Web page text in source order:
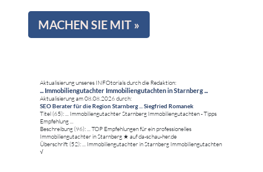
MACHEN SIE MIT »
Aktualisierung unseres INFOtorials durch die Redaktion:
... Immobiliengutachter Immobiliengutachten in Starnberg ...
Aktualisierung am 08.08.2026 durch:
SEO Berater für die Region Starnberg ... Siegfried Romanek
Titel (65): ... Immobiliengutachter Starnberg Immobiliengutachten - Tipps
Empfehlung ...
Beschreibung (96): ... TOP Empfehlungen für ein professionelles
Immobiliengutachter in Starnberg ★ auf da-schau-her.de
Überschrift (52): ... Immobiliengutachter in Starnberg Immobiliengutachten
√